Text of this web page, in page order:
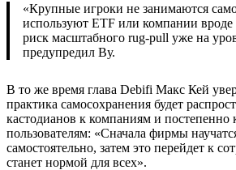
«Крупные игроки не занимаются
используют ETF или компании вроде
риск масштабного rug-pull уже на
предупредил Ву.
В то же время глава Debifi Макс Кей
практика самосохранения будет
кастодианов к компаниям и постепенно
пользователям: «Сначала фирмы
самостоятельно, затем это перейдет к
станет нормой для всех».